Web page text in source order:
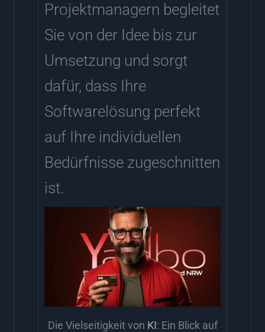
Projektmanagern begleitet
Sie von der Idee bis zur
Umsetzung und sorgt
dafür, dass Ihre
Softwarelösung perfekt
auf Ihre individuellen
Bedürfnisse zugeschnitten
ist.
Die Vielseitigkeit von KI: Ein Blick auf